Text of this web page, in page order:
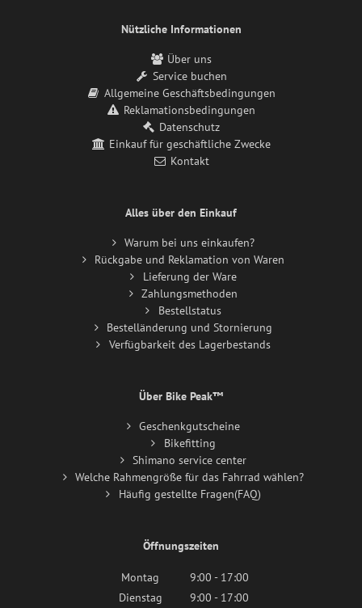
Nützliche Informationen
Über uns
Service buchen
Allgemeine Geschäftsbedingungen
Reklamationsbedingungen
Datenschutz
Einkauf für geschäftliche Zwecke
Kontakt
Alles über den Einkauf
Warum bei uns einkaufen?
Rückgabe und Reklamation von Waren
Lieferung der Ware
Zahlungsmethoden
Bestellstatus
Bestelländerung und Stornierung
Verfügbarkeit des Lagerbestands
Über Bike Peak™
Geschenkgutscheine
Bikefitting
Shimano service center
Welche Rahmengröße für das Fahrrad wählen?
Häufig gestellte Fragen(FAQ)
Öffnungszeiten
Montag
9:00 - 17:00
Dienstag
9:00 - 17:00